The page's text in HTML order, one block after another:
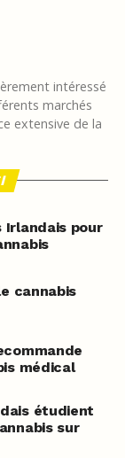
intéressé
marchés
extensive de la
Irlandais pour
cannabis
médical
étudient
sur